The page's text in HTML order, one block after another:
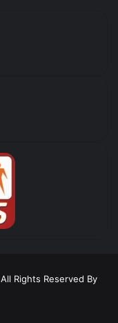
Rights Reserved By